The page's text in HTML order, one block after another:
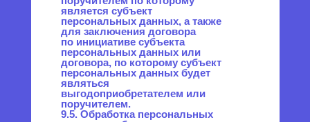
115419, Москва, 2-й Верхний
Михайловский проезд, д. 9, стр. 2
Мы в Telegram